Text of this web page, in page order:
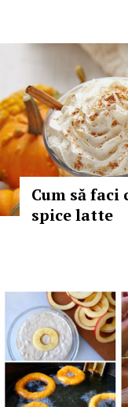
Cum să
spice latte